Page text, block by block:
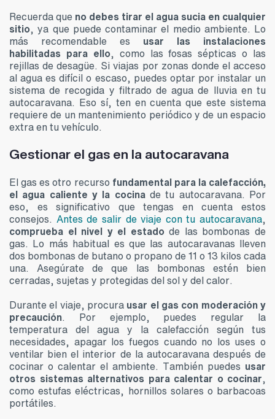
Recuerda que no debes tirar el agua sucia en cualquier
sitio, ya que puede contaminar el medio ambiente. Lo
más recomendable es usar las instalaciones
habilitadas para ello, como las fosas sépticas o las
rejillas de desagüe. Si viajas por zonas donde el acceso
al agua es difícil o escaso, puedes optar por instalar un
sistema de recogida y filtrado de agua de lluvia en tu
autocaravana. Eso sí, ten en cuenta que este sistema
requiere de un mantenimiento periódico y de un espacio
extra en tu vehículo.
Gestionar el gas en la autocaravana
El gas es otro recurso fundamental para la calefacción,
el agua caliente y la cocinade tu autocaravana. Por
eso, es significativo que tengas en cuenta estos
consejos. Antes de salir de viaje con tu autocaravana,
comprueba el nivel y el estadode las bombonas de
gas. Lo más habitual es que las autocaravanas lleven
dos bombonas de butano o propano de 11 o 13 kilos cada
una. Asegúrate de que las bombonas estén bien
cerradas, sujetas y protegidas del sol y del calor.
Durante el viaje, procura usar el gas con moderación y
precaución. Por ejemplo, puedes regular la
temperatura del agua y la calefacción según tus
necesidades, apagar los fuegos cuando no los uses o
ventilar bien el interior de la autocaravana después de
cocinar o calentar el ambiente. También puedes usar
otros sistemas alternativos para calentar o cocinar,
como estufas eléctricas, hornillos solares o barbacoas
portátiles.